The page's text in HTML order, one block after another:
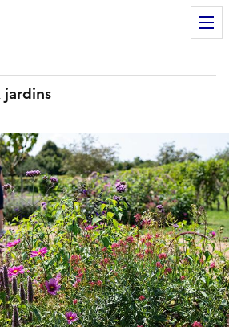
jardins